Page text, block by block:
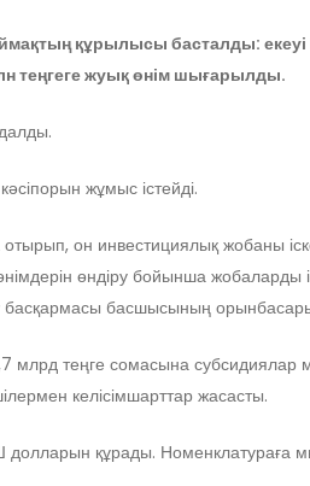
құрылысы басталды:
теңгеге жуық өнім шығарылды.
жұмыс істейді.
он инвестициялық жобаны
өндіру бойынша жобаларды
басшысының
теңге сомасына субсидиялар
келісімшарттар жасасты.
долларын құрады.